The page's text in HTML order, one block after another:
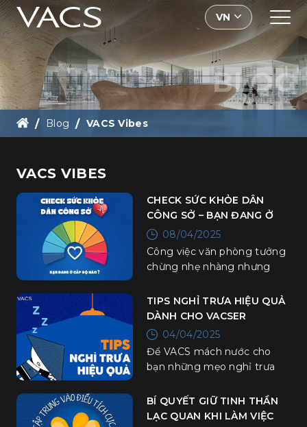
VN
BLOG
Blog VACS Vibes
VACS VIBES
CHECK SỨC KHỎE DÂN
CÔNG SỞ – BẠN ĐANG Ở
CẤP ĐỘ NÀO?
08/04/2025
Công việc văn phòng tưởng
chừng nhẹ nhàng nhưng
những vấn đề sức khoẻ.
TIPS NGHỈ TRƯA HIỆU QUẢ
DÀNH CHO VACSER
04/04/2025
Để VACS mách nước cho
bạn những mẹo nghỉ trưa
bạn luôn tràn đầy năng
lượng nhé!
BÍ QUYẾT GIỮ TINH THẦN
LẠC QUAN KHI LÀM VIỆC